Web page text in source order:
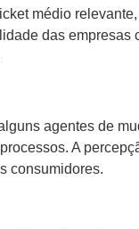
médio
das empresas
agentes de
A
consumidores.